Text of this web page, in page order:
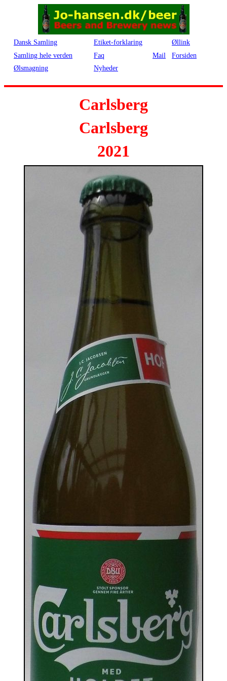
Dansk Samling Etiket-forklaring
Øllink
Samling hele verden
Faq Mail
Forsiden
Ølsmagning
Nyheder
Carlsberg
Carlsberg
2021